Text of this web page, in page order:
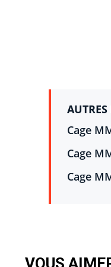
Cage
Cage
Cage